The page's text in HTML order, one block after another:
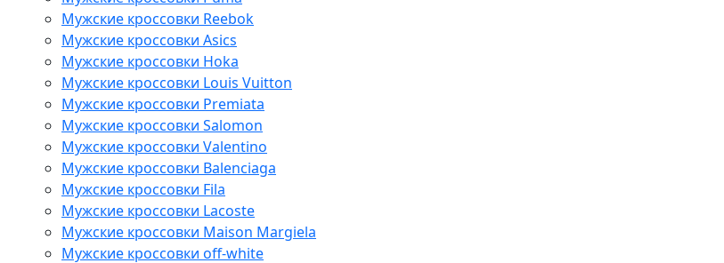
Мужские кроссовки Reebok
Мужские кроссовки Asics
Мужские кроссовки Hoka
Мужские кроссовки Louis Vuitton
Мужские кроссовки Premiata
Мужские кроссовки Salomon
Мужские кроссовки Valentino
Мужские кроссовки Balenciaga
Мужские кроссовки Fila
Мужские кроссовки Lacoste
Мужские кроссовки Maison Margiela
Мужские кроссовки off-white